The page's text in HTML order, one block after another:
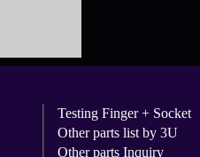
Testing Finger + Socket
Other parts list by 3U
Other parts Inquiry